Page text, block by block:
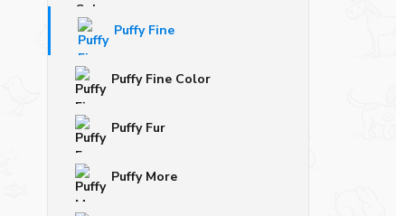
Puffy Fine
Puffy Fine Color
Puffy Fur
Puffy More